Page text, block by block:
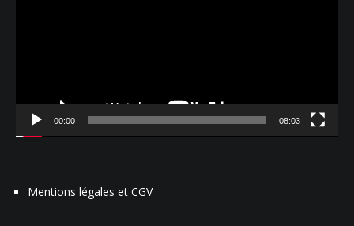
00:00 08:03
Mentions légales et CGV